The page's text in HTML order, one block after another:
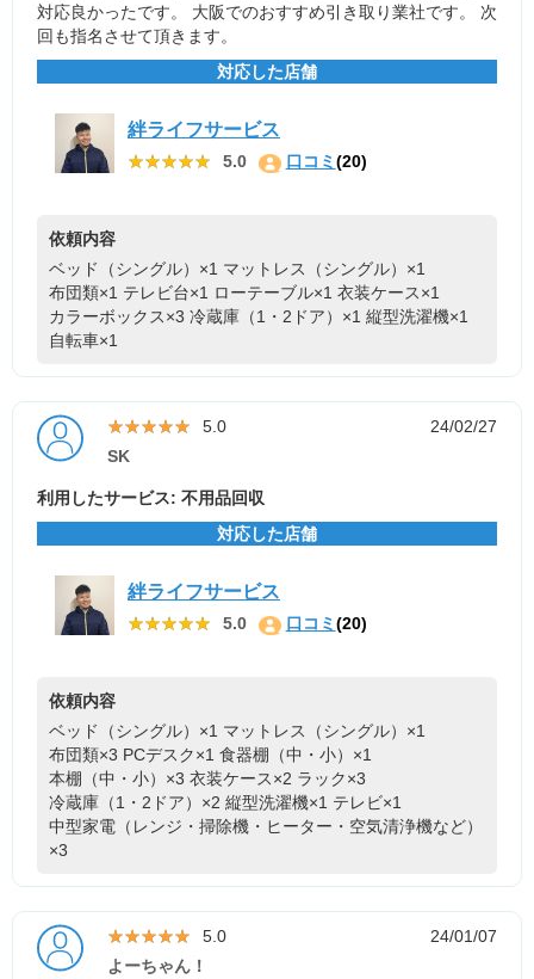
対応良かったです。 大阪でのおすすめ引き取り業社です。 次
回も指名させて頂きます。
対応した店舗
絆ライフサービス
★★★★★
★★★★★ 5.0 口コミ(20)
依頼内容
ベッド（シングル）×1 マットレス（シングル）×1
布団類×1 テレビ台×1 ローテーブル×1 衣装ケース×1
カラーボックス×3 冷蔵庫（1・2ドア）×1 縦型洗濯機×1
自転車×1
★★★★★
★★★★★ 5.0
24/02/27
SK
利用したサービス: 不用品回収
対応した店舗
絆ライフサービス
★★★★★
★★★★★ 5.0 口コミ(20)
依頼内容
ベッド（シングル）×1 マットレス（シングル）×1
布団類×3 PCデスク×1 食器棚（中・小）×1
本棚（中・小）×3 衣装ケース×2 ラック×3
冷蔵庫（1・2ドア）×2 縦型洗濯機×1 テレビ×1
中型家電（レンジ・掃除機・ヒーター・空気清浄機など）
×3
★★★★★
★★★★★ 5.0
24/01/07
よーちゃん！